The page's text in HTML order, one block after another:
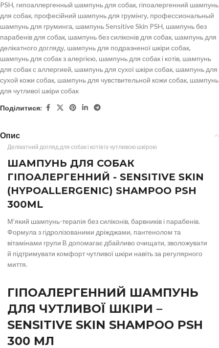
PSH, гипоаллергенный шампунь для собак, гіпоалергенний шампунь
для собак, професійний шампунь для грумінгу, профессиональный
шампунь для груминга, шампунь Sensitive Skin PSH, шампунь без
парабенів для собак, шампунь без силіконів для собак, шампунь для
делікатного догляду, шампунь для подразненої шкіри собак,
шампунь для собак з алергією, шампунь для собак і котів, шампунь
для собак с аллергией, шампунь для сухої шкіри собак, шампунь для
сухой кожи собак, шампунь для чувствительной кожи собак, шампунь
для чутливої шкіри собак
Поділитися:
Опис
Делікатний догляд для собак і котів із чутливою шкірою
ШАМПУНЬ ДЛЯ СОБАК
ГІПОАЛЕРГЕННИЙ - SENSITIVE SKIN
(HYPOALLERGENIC) SHAMPOO PSH
300ML
М’який шампунь-терапія без силіконів, барвників і парабенів.
Формула з гідролізованими дріжджами, пантенолом та
вітамінами групи B допомагає дбайливо очищати, зволожувати
й підтримувати комфорт чутливої шкіри навіть за регулярного
миття.
ГІПОАЛЕРГЕННИЙ ШАМПУНЬ
ДЛЯ ЧУТЛИВОЇ ШКІРИ –
SENSITIVE SKIN SHAMPOO PSH
300 МЛ